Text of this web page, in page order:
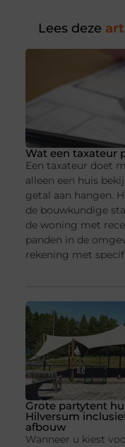
Lees deze
Wat een taxateur
Een taxateur doet
alleen een huis
getal aan hangen.
de bouwkundige
de woning met
panden in de
rekening met
Grote partytent
Hilversum
afbouw
Wanneer u kiest